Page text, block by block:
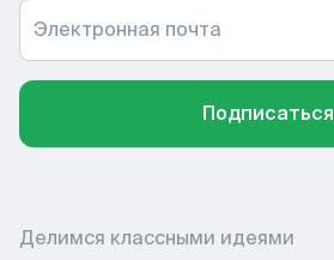
Электронная почта
Подписаться
Делимся классными идеями